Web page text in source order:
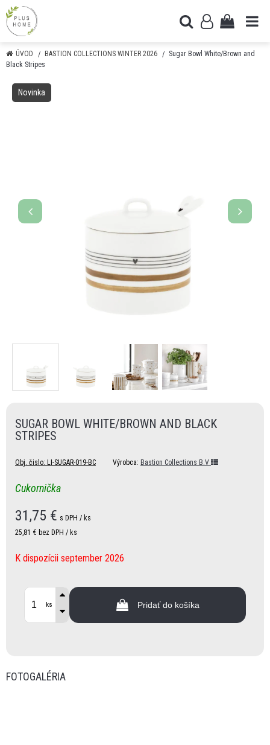
ÚVOD BASTION COLLECTIONS WINTER 2026
Sugar Bowl White/Brown and
Black Stripes
Novinka
SUGAR BOWL WHITE/BROWN AND BLACK
STRIPES
Obj. čislo: LI-SUGAR-019-BC Výrobca: Bastion Collections B.V
Cukornička
31,75 € s DPH / ks
25,81 € bez DPH / ks
K dispozícii september 2026
ks Pridať do košíka
FOTOGALÉRIA